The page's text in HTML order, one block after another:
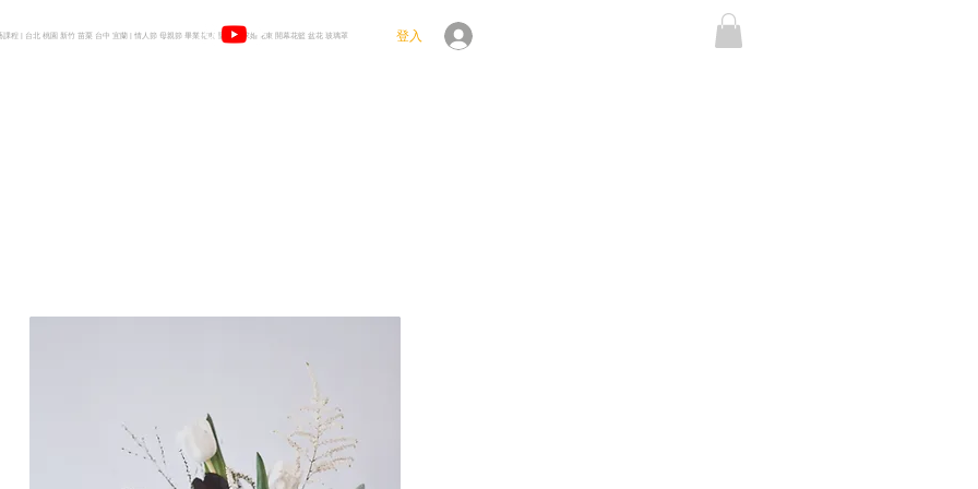
登入
程 | 台北 桃園 新竹 苗栗 台中 宜蘭 | 情人節 母親節 畢業花束 聖誕樹 求婚花束 開幕花籃 盆花 玻璃罩